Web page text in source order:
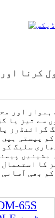
کرنا
ہموار اور
سے تیز یا
گرائنڈرز
پیستی
سلیگ
مشینیں
کا استعمال
بھی آسانی